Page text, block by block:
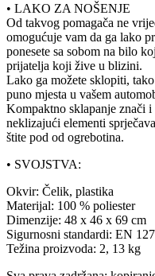
• LAKO ZA NOŠENJE
Od takvog pomagača ne
omogućuje vam da ga lako
ponesete sa sobom na bilo
prijatelja koji žive u blizini.
Lako ga možete sklopiti,
puno mjesta u vašem
Kompaktno sklapanje znači
neklizajući elementi
štite pod od ogrebotina.
• SVOJSTVA:
Okvir: Čelik, plastika
Materijal: 100 % poliester
Dimenzije: 48 x 46 x 69 cm
Sigurnosni standardi: EN
Težina proizvoda: 2, 13 kg